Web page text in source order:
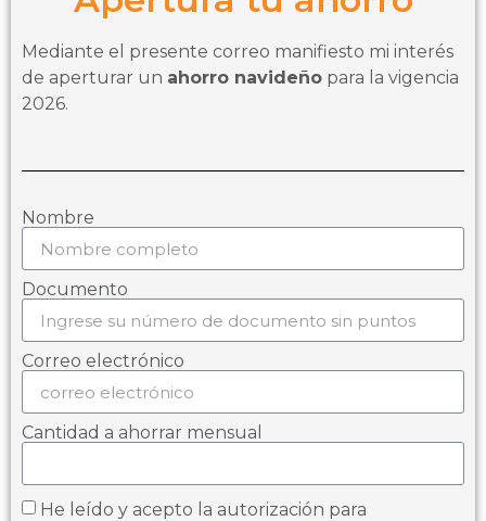
Mediante el presente correo manifiesto mi interés
de aperturar un ahorro navideño para la vigencia
2026.
Nombre
Documento
Correo electrónico
Cantidad a ahorrar mensual
He leído y acepto la autorización para